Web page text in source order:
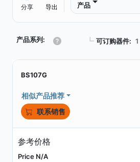
分享 导出 产品
产品系列: ┗ 可订购器件: 1
BS107G
相似产品推荐
联系销售
参考价格
Price N/A